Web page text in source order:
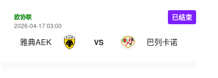
欧协联
2026-04-17 03:00
雅典AEK VS 巴列卡诺
已结束